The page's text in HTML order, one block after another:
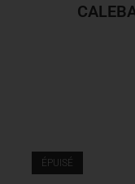
ÉPUISÉ